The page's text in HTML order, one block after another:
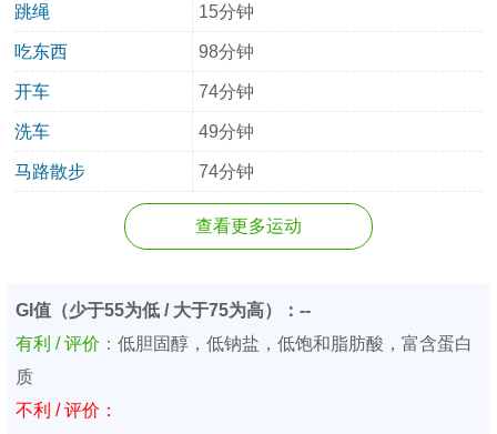
跳绳 15分钟
吃东西 98分钟
开车 74分钟
洗车 49分钟
马路散步 74分钟
查看更多运动
GI值（少于55为低 / 大于75为高）：--
有利 / 评价： 低胆固醇，低钠盐，低饱和脂肪酸，富含蛋白
质
不利 / 评价：